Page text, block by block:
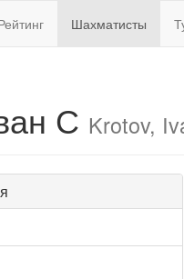
Шахматисты
С Krotov,